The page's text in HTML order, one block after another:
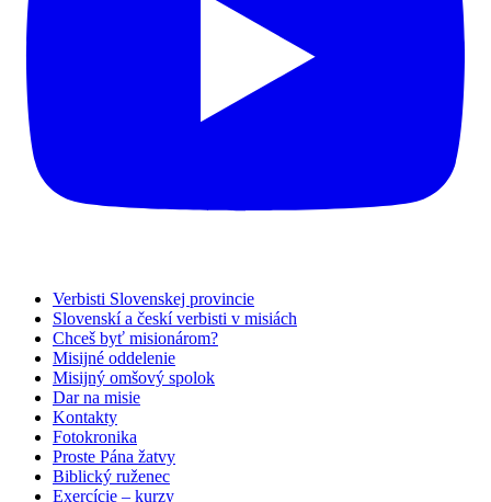
Verbisti Slovenskej provincie
Slovenskí a českí verbisti v misiách
Chceš byť misionárom?
Misijné oddelenie
Misijný omšový spolok
Dar na misie
Kontakty
Fotokronika
Proste Pána žatvy
Biblický ruženec
Exercície – kurzy